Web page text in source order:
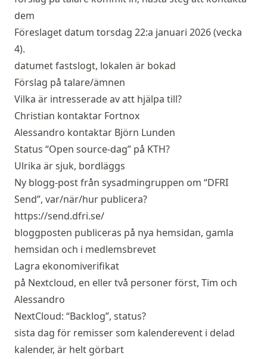
dem
Föreslaget datum torsdag 22:a januari 2026 (vecka
4).
datumet fastslogt, lokalen är bokad
Förslag på talare/ämnen
Vilka är intresserade av att hjälpa till?
Christian kontaktar Fortnox
Alessandro kontaktar Björn Lunden
Status “Open source-dag” på KTH?
Ulrika är sjuk, bordläggs
Ny blogg-post från sysadmingruppen om “DFRI
Send”, var/när/hur publicera?
https://send.dfri.se/
bloggposten publiceras på nya hemsidan, gamla
hemsidan och i medlemsbrevet
Lagra ekonomiverifikat
på Nextcloud, en eller två personer först, Tim och
Alessandro
NextCloud: “Backlog”, status?
sista dag för remisser som kalenderevent i delad
kalender, är helt görbart